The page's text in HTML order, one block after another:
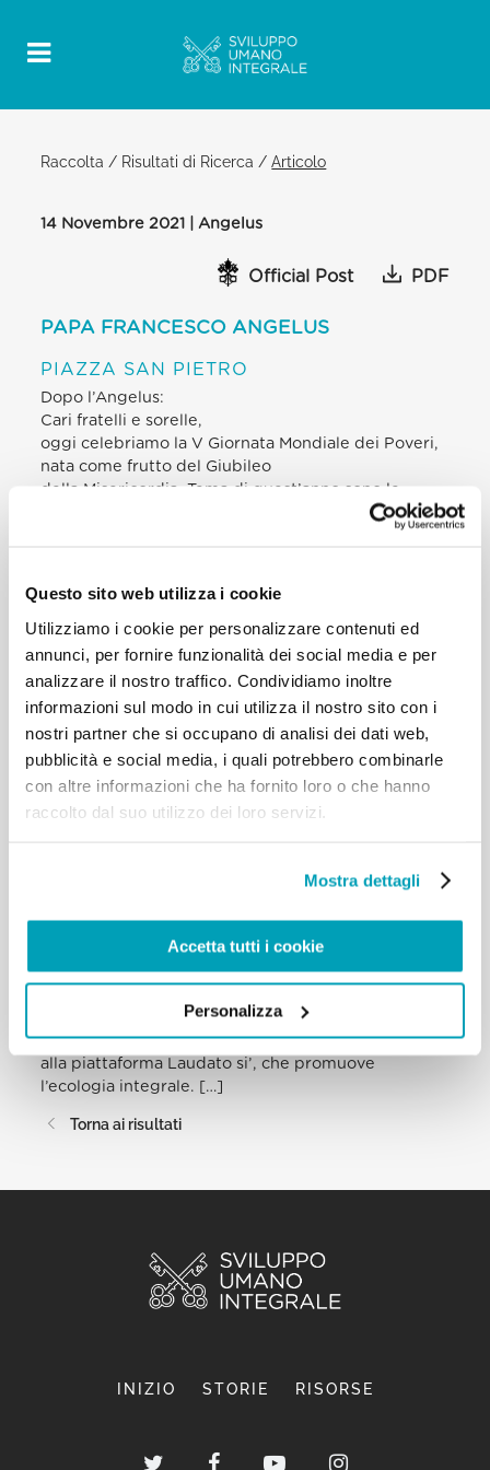
Questo sito web utilizza i cookie
Utilizziamo i cookie per personalizzare contenuti ed
annunci, per fornire funzionalità dei social media e per
analizzare il nostro traffico. Condividiamo inoltre
informazioni sul modo in cui utilizza il nostro sito con i
nostri partner che si occupano di analisi dei dati web,
pubblicità e social media, i quali potrebbero combinarle
con altre informazioni che ha fornito loro o che hanno
raccolto dal suo utilizzo dei loro servizi.
Mostra dettagli
Accetta tutti i cookie
Personalizza
Raccolta / Risultati di Ricerca /Articolo
14 Novembre 2021 | Angelus
Official Post PDF
PAPA FRANCESCO ANGELUS
PIAZZA SAN PIETRO
Dopo l’Angelus:
Cari fratelli e sorelle,
oggi celebriamo la V Giornata Mondiale dei Poveri,
nata come frutto del Giubileo
della Misericordia. Tema di quest’anno sono le
in loro è presente Cristo, nel
povero è presente Cristo. L’altro ieri, ad Assisi,
abbiamo vissuto un momento
forte di testimonianza e di preghiera, che vi invito a
sono state organizzate nelle
diocesi e nelle parrocchie in tutto il mondo.
Il grido dei poveri, unito al grido della Terra, è
risuonato nei giorni scorsi al
Incoraggio quanti hanno responsabilità politiche ed
con coraggio e lungimiranza; al tempo stesso invito
tutte le persone di buona
volontà ad esercitare la cittadinanza attiva per la
questo scopo proprio oggi, Giornata Mondiale dei
Poveri, si aprono le iscrizioni
alla piattaforma Laudato si’, che promuove
l’ecologia integrale. […]
Torna ai risultati
INIZIO STORIE RISORSE